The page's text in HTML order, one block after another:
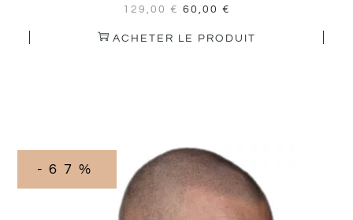
129,00 € 60,00 €
ACHETER LE PRODUIT
-67%